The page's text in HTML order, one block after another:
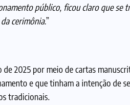
público, ficou claro que se
cerimônia.”
2025 por meio de cartas
e que tinham a intenção de
tradicionais.